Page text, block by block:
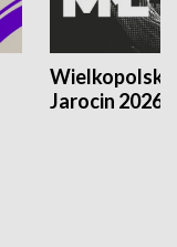
Jarocin 2026